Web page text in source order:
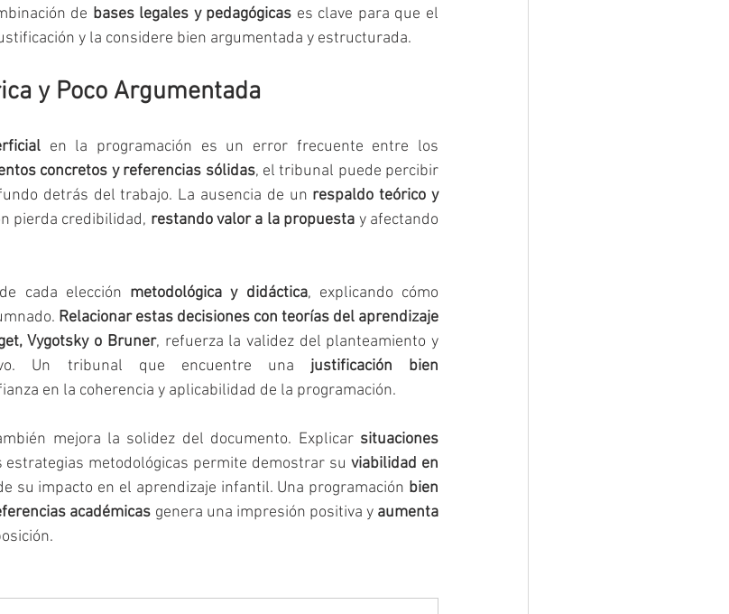
de bases legales y pedagógicas es clave para que el
y la considere bien argumentada y estructurada.
y Poco Argumentada
en la programación es un error frecuente entre los
concretos y referencias sólidas, el tribunal puede percibir
detrás del trabajo. La ausencia de un respaldo teórico y
pierda credibilidad, restando valor a la propuesta y afectando
de cada elección metodológica y didáctica, explicando cómo
Relacionar estas decisiones con teorías del aprendizaje
Vygotsky o Bruner, refuerza la validez del planteamiento y
Un tribunal que encuentre una justificación bien
en la coherencia y aplicabilidad de la programación.
mejora la solidez del documento. Explicar situaciones
estrategias metodológicas permite demostrar su viabilidad en
su impacto en el aprendizaje infantil. Una programación bien
académicas genera una impresión positiva y aumenta